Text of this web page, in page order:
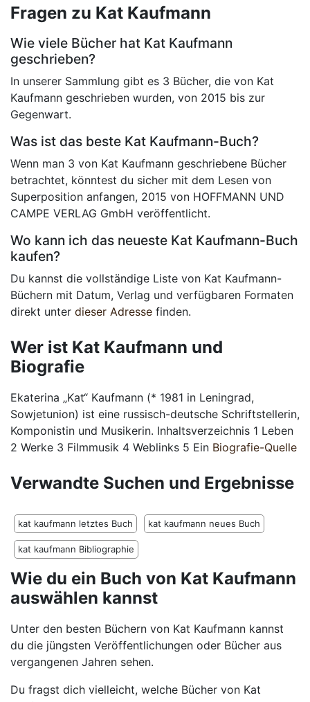
Fragen zu Kat Kaufmann
Wie viele Bücher hat Kat Kaufmann
geschrieben?
In unserer Sammlung gibt es 3 Bücher, die von Kat
Kaufmann geschrieben wurden, von 2015 bis zur
Gegenwart.
Was ist das beste Kat Kaufmann-Buch?
Wenn man 3 von Kat Kaufmann geschriebene Bücher
betrachtet, könntest du sicher mit dem Lesen von
Superposition anfangen, 2015 von HOFFMANN UND
CAMPE VERLAG GmbH veröffentlicht.
Wo kann ich das neueste Kat Kaufmann-Buch
kaufen?
Du kannst die vollständige Liste von Kat Kaufmann-
Büchern mit Datum, Verlag und verfügbaren Formaten
direkt unter dieser Adresse finden.
Wer ist Kat Kaufmann und
Biografie
Ekaterina „Kat“ Kaufmann (* 1981 in Leningrad,
Sowjetunion) ist eine russisch-deutsche Schriftstellerin,
Komponistin und Musikerin. Inhaltsverzeichnis 1 Leben
2 Werke 3 Filmmusik 4 Weblinks 5 Ein Biografie-Quelle
Verwandte Suchen und Ergebnisse
kat kaufmann letztes Buch kat kaufmann neues Buch
kat kaufmann Bibliographie
Wie du ein Buch von Kat Kaufmann
auswählen kannst
Unter den besten Büchern von Kat Kaufmann kannst
du die jüngsten Veröffentlichungen oder Bücher aus
vergangenen Jahren sehen.
Du fragst dich vielleicht, welche Bücher von Kat